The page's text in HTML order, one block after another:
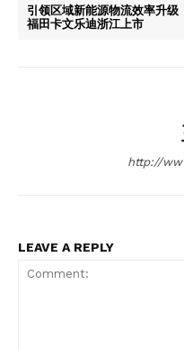
引领区域新能源物流效率升级
福田卡文乐迪浙江上市
http://
LEAVE A REPLY